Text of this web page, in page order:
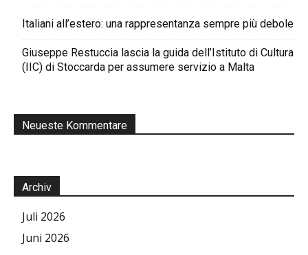
Italiani all’estero: una rappresentanza sempre più debole
Giuseppe Restuccia lascia la guida dell’Istituto di Cultura
(IIC) di Stoccarda per assumere servizio a Malta
Neueste Kommentare
Archiv
Juli 2026
Juni 2026